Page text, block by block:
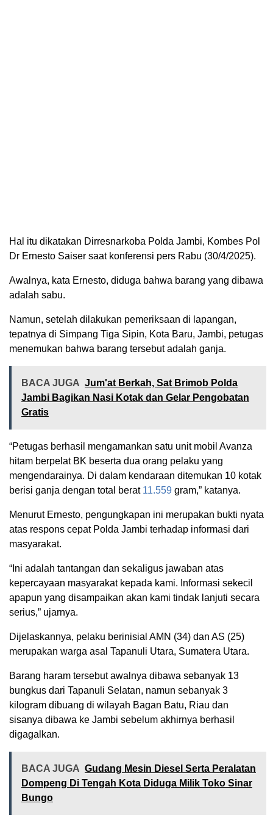
Hal itu dikatakan Dirresnarkoba Polda Jambi, Kombes Pol
Dr Ernesto Saiser saat konferensi pers Rabu (30/4/2025).
Awalnya, kata Ernesto, diduga bahwa barang yang dibawa
adalah sabu.
Namun, setelah dilakukan pemeriksaan di lapangan,
tepatnya di Simpang Tiga Sipin, Kota Baru, Jambi, petugas
menemukan bahwa barang tersebut adalah ganja.
BACA JUGA Jum'at Berkah, Sat Brimob Polda
Jambi Bagikan Nasi Kotak dan Gelar Pengobatan
Gratis
“Petugas berhasil mengamankan satu unit mobil Avanza
hitam berpelat BK beserta dua orang pelaku yang
mengendarainya. Di dalam kendaraan ditemukan 10 kotak
berisi ganja dengan total berat 11.559 gram,” katanya.
Menurut Ernesto, pengungkapan ini merupakan bukti nyata
atas respons cepat Polda Jambi terhadap informasi dari
masyarakat.
“Ini adalah tantangan dan sekaligus jawaban atas
kepercayaan masyarakat kepada kami. Informasi sekecil
apapun yang disampaikan akan kami tindak lanjuti secara
serius,” ujarnya.
Dijelaskannya, pelaku berinisial AMN (34) dan AS (25)
merupakan warga asal Tapanuli Utara, Sumatera Utara.
Barang haram tersebut awalnya dibawa sebanyak 13
bungkus dari Tapanuli Selatan, namun sebanyak 3
kilogram dibuang di wilayah Bagan Batu, Riau dan
sisanya dibawa ke Jambi sebelum akhirnya berhasil
digagalkan.
BACA JUGA Gudang Mesin Diesel Serta Peralatan
Dompeng Di Tengah Kota Diduga Milik Toko Sinar
Bungo